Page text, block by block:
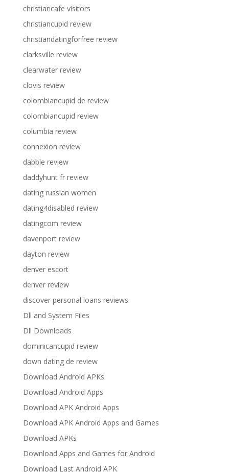
christiancafe visitors
christiancupid review
christiandatingforfree review
clarksville review
clearwater review
clovis review
colombiancupid de review
colombiancupid review
columbia review
connexion review
dabble review
daddyhunt fr review
dating russian women
dating4disabled review
datingcom review
davenport review
dayton review
denver escort
denver review
discover personal loans reviews
Dll and System Files
Dll Downloads
dominicancupid review
down dating de review
Download Android APKs
Download Android Apps
Download APK Android Apps
Download APK Android Apps and Games
Download APKs
Download Apps and Games for Android
Download Last Android APK